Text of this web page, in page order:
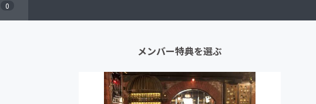
0
メンバー特典を選ぶ